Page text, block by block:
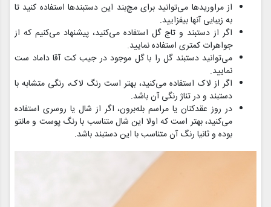
از مراوریدها می‌توانید برای مچ‌بند این دستبند‌ها استفاده کنید تا
به زیبایی آنها بیفزایید.
اگر از دستبند و تاج گل استفاده می‌کنید، پیشنهاد می‌کنیم که از
جواهرات کمتری استفاده نمایید.
می‌توانید دستبند گل را با گل موجود در جیب کت آقا داماد ست
نمایید.
اگر از لاک استفاده می‌کنید، بهتر است رنگ لاک، رنگی متشابه با
دستبند و در تناژ رنگی آن باشد.
در روز عقد‌کنان یا مراسم بله‌برون، اگر از شال یا روسری استفاده
می‌کنید، بهتر است که اولا این شال متناسب با رنگ پوست و مانتو
بوده و ثانیا رنگ آن متناسب با این دستبند باشد.